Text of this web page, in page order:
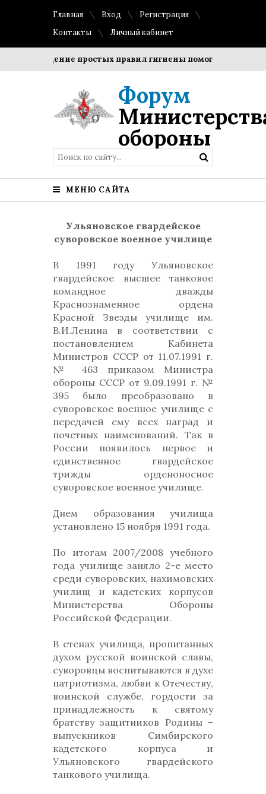
Главная Вход
Регистрация
Контакты
Личный кабинет
Соблюдение простых правил гигиены помогает
Форум
обороны
МЕНЮ САЙТА
Ульяновское гвардейское
суворовское военное училище
В 1991 году Ульяновское
гвардейское высшее танковое
командное дважды
Краснознаменное ордена
Красной Звезды училище им.
В.И.Ленина в соответствии с
постановлением Кабинета
Министров СССР от 11.07.1991 г.
№ 463 приказом Министра
обороны СССР от 9.09.1991 г. №
395 было преобразовано в
суворовское военное училище с
передачей ему всех наград и
почетных наименований. Так в
России появилось первое и
единственное гвардейское
трижды орденоносное
суворовское военное училище.
Днем образования училища
установлено 15 ноября 1991 года.
По итогам 2007/2008 учебного
года училище заняло 2-е место
среди суворовских, нахимовских
училищ и кадетских корпусов
Министерства Обороны
Российской Федерации.
В стенах училища, пропитанных
духом русской воинской славы,
суворовцы воспитываются в духе
патриотизма, любви к Отечеству,
воинской службе, гордости за
принадлежность к святому
братству защитников Родины –
выпускников Симбирского
кадетского корпуса и
Ульяновского гвардейского
танкового училища.